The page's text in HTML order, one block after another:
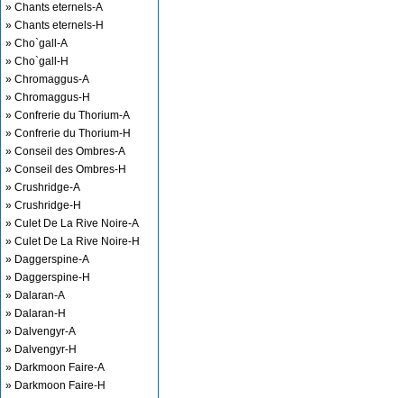
» Chants eternels-A
» Chants eternels-H
» Cho`gall-A
» Cho`gall-H
» Chromaggus-A
» Chromaggus-H
» Confrerie du Thorium-A
» Confrerie du Thorium-H
» Conseil des Ombres-A
» Conseil des Ombres-H
» Crushridge-A
» Crushridge-H
» Culet De La Rive Noire-A
» Culet De La Rive Noire-H
» Daggerspine-A
» Daggerspine-H
» Dalaran-A
» Dalaran-H
» Dalvengyr-A
» Dalvengyr-H
» Darkmoon Faire-A
» Darkmoon Faire-H